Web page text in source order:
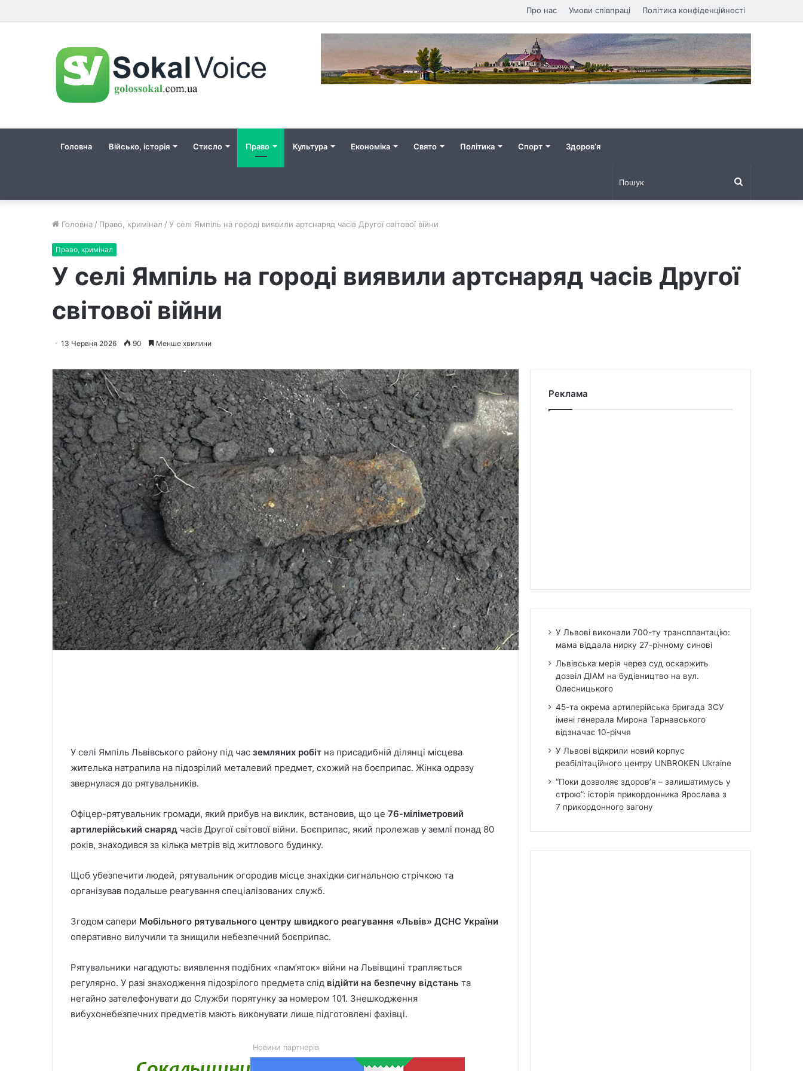
Про нас Умови співпраці Політика конфіденційності
Головна Військо, історія Стисло Право Культура Економіка Свято Політика Спорт Здоров’я
Головна / Право, кримінал / У селі Ямпіль на городі виявили артснаряд часів Другої світової війни
Право, кримінал
У селі Ямпіль на городі виявили артснаряд часів Другої
світової війни
13 Червня 2026 90 Менше хвилини
У селі Ямпіль Львівського району під час земляних робіт на присадибній ділянці місцева
жителька натрапила на підозрілий металевий предмет, схожий на боєприпас. Жінка одразу
звернулася до рятувальників.
Офіцер-рятувальник громади, який прибув на виклик, встановив, що це 76-міліметровий
артилерійський снаряд часів Другої світової війни. Боєприпас, який пролежав у землі понад 80
років, знаходився за кілька метрів від житлового будинку.
Щоб убезпечити людей, рятувальник огородив місце знахідки сигнальною стрічкою та
організував подальше реагування спеціалізованих служб.
Згодом сапери Мобільного рятувального центру швидкого реагування «Львів» ДСНС України
оперативно вилучили та знищили небезпечний боєприпас.
Рятувальники нагадують: виявлення подібних «пам’яток» війни на Львівщині трапляється
регулярно. У разі знаходження підозрілого предмета слід відійти на безпечну відстань та
негайно зателефонувати до Служби порятунку за номером 101. Знешкодження
вибухонебезпечних предметів мають виконувати лише підготовлені фахівці.
Новини партнерів
оскаржить дозвіл ДІАМ на
45-та окрема артилерійська бригада
Реклама
У Львові виконали 700-ту трансплантацію:
мама віддала нирку 27-річному синові
Львівська мерія через суд оскаржить
дозвіл ДІАМ на будівництво на вул.
Олесницького
45-та окрема артилерійська бригада ЗСУ
імені генерала Мирона Тарнавського
відзначає 10-річчя
У Львові відкрили новий корпус
реабілітаційного центру UNBROKEN Ukraine
“Поки дозволяє здоров’я – залишатимусь у
строю”: історія прикордонника Ярослава з
7 прикордонного загону